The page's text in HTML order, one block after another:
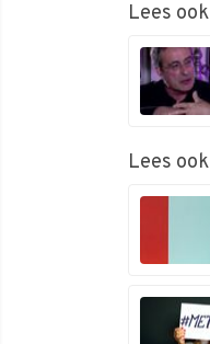
Lees ook
Lees ook